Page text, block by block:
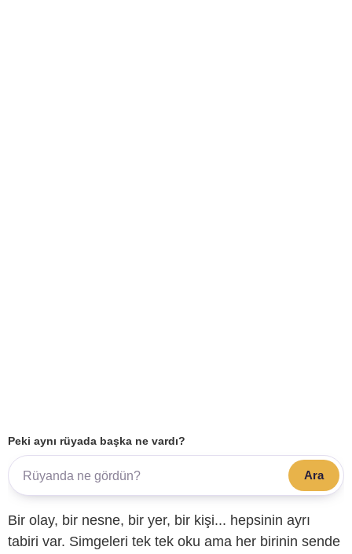
Peki aynı rüyada başka ne vardı?
Ara
Bir olay, bir nesne, bir yer, bir kişi... hepsinin ayrı
tabiri var. Simgeleri tek tek oku ama her birinin sende